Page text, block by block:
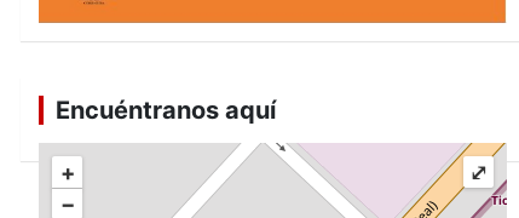
Encuéntranos aquí
+
−
⤢